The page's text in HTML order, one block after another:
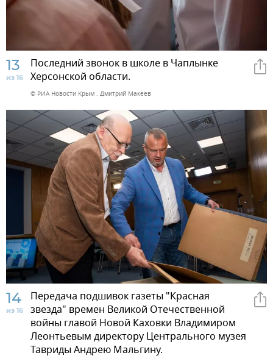
13
из 16
Последний звонок в школе в Чаплынке
Херсонской области.
© РИА Новости Крым . Дмитрий Макеев
14
из 16
Передача подшивок газеты "Красная
звезда" времен Великой Отечественной
войны главой Новой Каховки Владимиром
Леонтьевым директору Центрального музея
Тавриды Андрею Мальгину.